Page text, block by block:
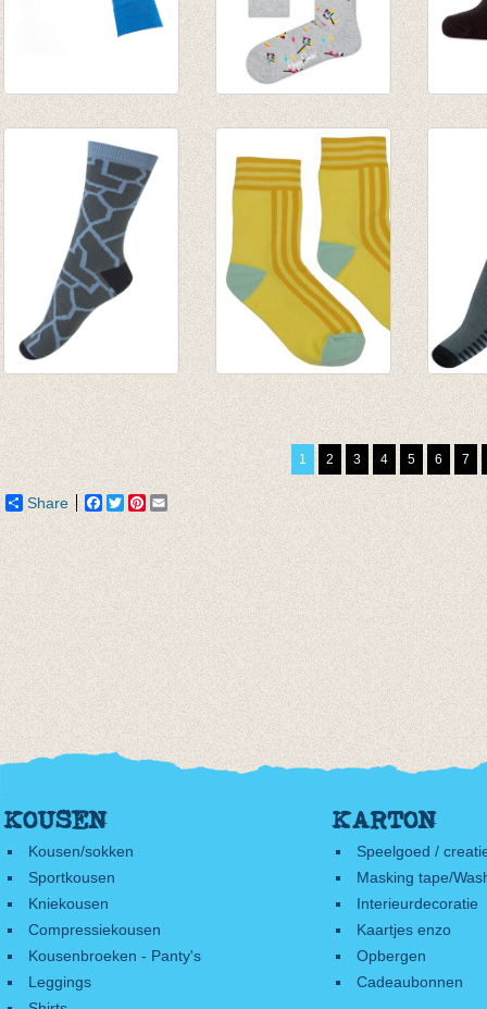
Bermuda (blue)
€ 8,95
€ 6,26
scelet
€ 7,95
1 2 3 4 5 6 7
Share Facebook
TwitterPinterest
KOUSEN
Kousen/sokken
Sportkousen
Kniekousen
Compressiekousen
Kousenbroeken - Panty's
Leggings
KARTON
Speelgoed /
Masking tape/
Interieurdecoratie
Kaartjes enzo
Opbergen
Cadeaubonnen